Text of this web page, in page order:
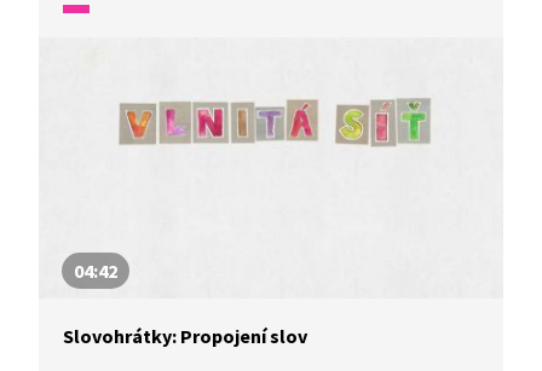
chodí.
04:42
Slovohrátky: Propojení slov